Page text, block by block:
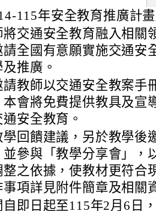
115年安全教育推廣計
將交通安全教育融入相關
請全國有意願實施交通安
推廣。
請教師以交通安全教案手
本會將免費提供教具及宣
安全教育。
學回饋建議，另於教學後
並參與「教學分享會」，
整之依據，使教材更符合
事項詳見附件簡章及相關
自即日起至115年2月6日